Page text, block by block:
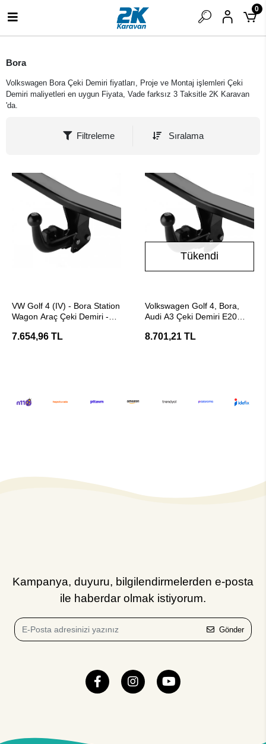
0
Bora
Volkswagen Bora Çeki Demiri fiyatları, Proje ve Montaj işlemleri Çeki
Demiri maliyetleri en uygun Fiyata, Vade farksız 3 Taksitle 2K Karavan
'da.
Filtreleme Sıralama
VW Golf 4 (IV) - Bora Station
Wagon Araç Çeki Demiri -
7.654,96 TL
Tükendi
Volkswagen Golf 4, Bora,
Audi A3 Çeki Demiri E20
8.701,21 TL
Kampanya, duyuru, bilgilendirmelerden e-posta
ile haberdar olmak istiyorum.
Gönder